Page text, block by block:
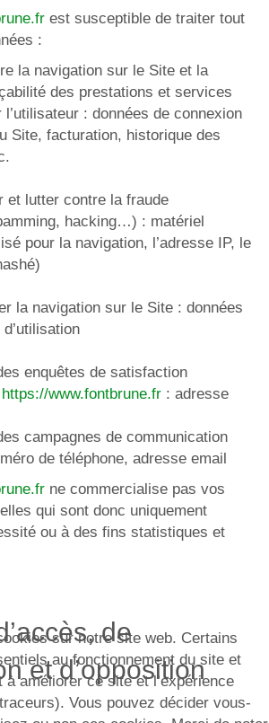
est susceptible de traiter tout
:
la navigation sur le Site et la
des prestations et services
: données de connexion
Site, facturation, historique des
et lutter contre la fraude
hacking…) : matériel
pour la navigation, l’adresse IP, le
la navigation sur le Site : données
enquêtes de satisfaction
https://www.fontbrune.fr : adresse
campagnes de communication
de téléphone, adresse email
ne commercialise pas vos
qui sont donc uniquement
ou à des fins statistiques et
de
et d’opposition
sur notre site web. Certains
au fonctionnement du site et
à améliorer ce site et l’expérience
Vous pouvez décider vous-